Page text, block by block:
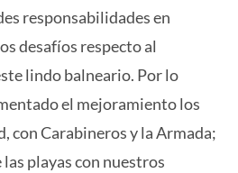
responsabilidades en
desafíos respecto al
lindo balneario. Por lo
el mejoramiento los
con Carabineros y la Armada;
playas con nuestros